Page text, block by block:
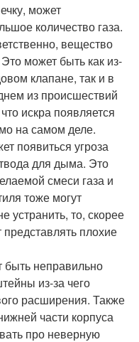
может
количество газа.
вещество
может быть как из-
клапане, так и в
из происшествий
искра появляется
на самом деле.
появиться угроза
для дыма. Это
смеси газа и
тоже могут
устранить, то, скорее
представлять плохие
быть неправильно
из-за чего
расширения. Также
части корпуса
про неверную